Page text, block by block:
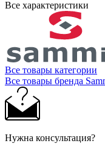
Все характеристики
Все товары категории
Все товары бренда
Нужна консультация?